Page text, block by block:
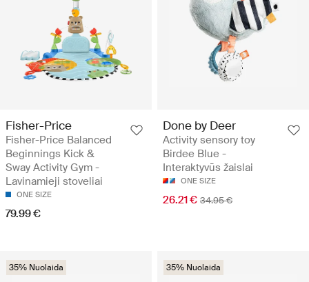
Fisher-Price
Fisher-Price Balanced
Beginnings Kick &
Sway Activity Gym -
Lavinamieji stoveliai
ONE SIZE
79.99 €
Done by Deer
Activity sensory toy
Birdee Blue -
Interaktyvūs žaislai
ONE SIZE
26.21 € 34.95 €
35% Nuolaida 35% Nuolaida